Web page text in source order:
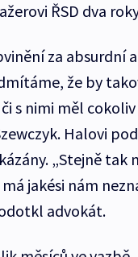
ŘSD dva
za absurdní
že by
s nimi měl
Halovi
„Stejně
jakési nám
advokát.